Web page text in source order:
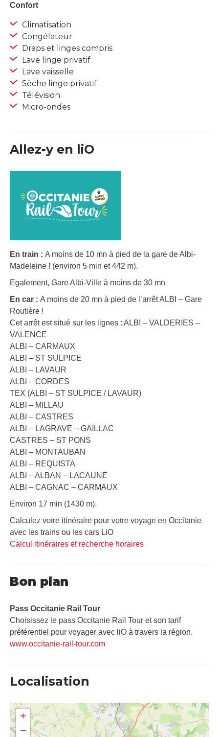
Confort
Climatisation
Congélateur
Draps et linges compris
Lave linge privatif
Lave vaisselle
Sèche linge privatif
Télévision
Micro-ondes
Allez-y en liO
En train : A moins de 10 mn à pied de la gare de Albi-
Madeleine ! (environ 5 min et 442 m).
Egalement, Gare Albi-Ville à moins de 30 mn
En car : A moins de 20 mn à pied de l’arrêt ALBI – Gare
Routière !
Cet arrêt est situé sur les lignes : ALBI – VALDERIES –
VALENCE
ALBI – CARMAUX
ALBI – ST SULPICE
ALBI – LAVAUR
ALBI – CORDES
TEX (ALBI – ST SULPICE / LAVAUR)
ALBI – MILLAU
ALBI – CASTRES
ALBI – LAGRAVE – GAILLAC
CASTRES – ST PONS
ALBI – MONTAUBAN
ALBI – REQUISTA
ALBI – ALBAN – LACAUNE
ALBI – CAGNAC – CARMAUX
Environ 17 min (1430 m).
Calculez votre itinéraire pour votre voyage en Occitanie
avec les trains ou les cars LiO
Calcul itinéraires et recherche horaires
Bon plan
Pass Occitanie Rail Tour​
Choisissez le pass Occitanie Rail Tour et son tarif
préférentiel pour voyager avec liO à travers la région.
www.occitanie-rail-tour.com
Localisation
+
−